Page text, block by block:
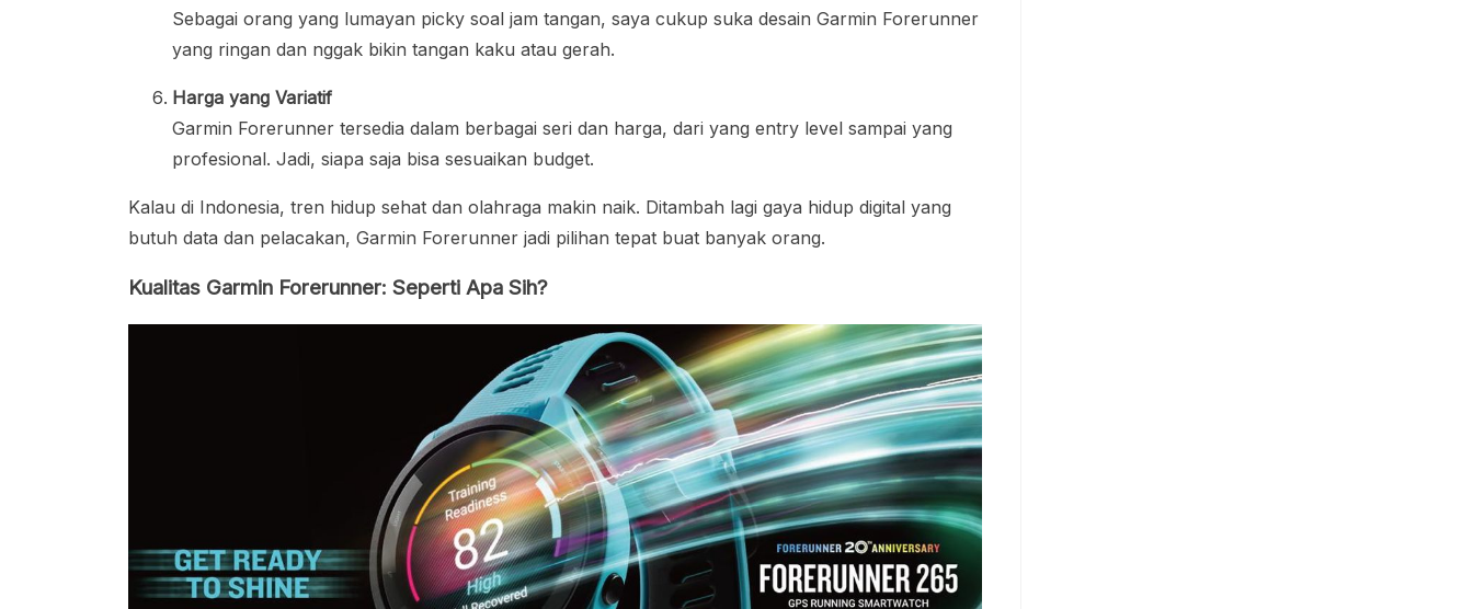
Sebagai orang yang lumayan picky soal jam tangan, saya cukup suka desain Garmin Forerunner
yang ringan dan nggak bikin tangan kaku atau gerah.
Harga yang Variatif
Garmin Forerunner tersedia dalam berbagai seri dan harga, dari yang entry level sampai yang
profesional. Jadi, siapa saja bisa sesuaikan budget.
Kalau di Indonesia, tren hidup sehat dan olahraga makin naik. Ditambah lagi gaya hidup digital yang
butuh data dan pelacakan, Garmin Forerunner jadi pilihan tepat buat banyak orang.
Kualitas Garmin Forerunner: Seperti Apa Sih?